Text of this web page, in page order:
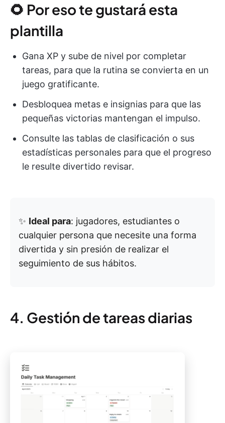
🌻 Por eso te gustará esta
plantilla
Gana XP y sube de nivel por completar
tareas, para que la rutina se convierta en un
juego gratificante.
Desbloquea metas e insignias para que las
pequeñas victorias mantengan el impulso.
Consulte las tablas de clasificación o sus
estadísticas personales para que el progreso
le resulte divertido revisar.
✨ Ideal para: jugadores, estudiantes o
cualquier persona que necesite una forma
divertida y sin presión de realizar el
seguimiento de sus hábitos.
4. Gestión de tareas diarias